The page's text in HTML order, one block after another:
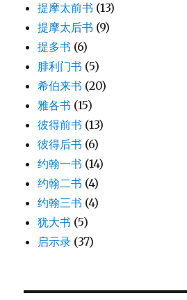
提摩太前书 (13)
提摩太后书 (9)
提多书 (6)
腓利门书 (5)
希伯来书 (20)
雅各书 (15)
彼得前书 (13)
彼得后书 (6)
约翰一书 (14)
约翰二书 (4)
约翰三书 (4)
犹大书 (5)
启示录 (37)